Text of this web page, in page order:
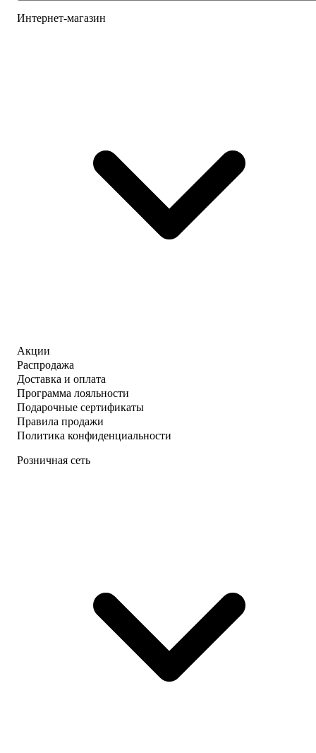
Интернет-магазин
Акции
Распродажа
Доставка и оплата
Программа лояльности
Подарочные сертификаты
Правила продажи
Политика конфиденциальности
Розничная сеть